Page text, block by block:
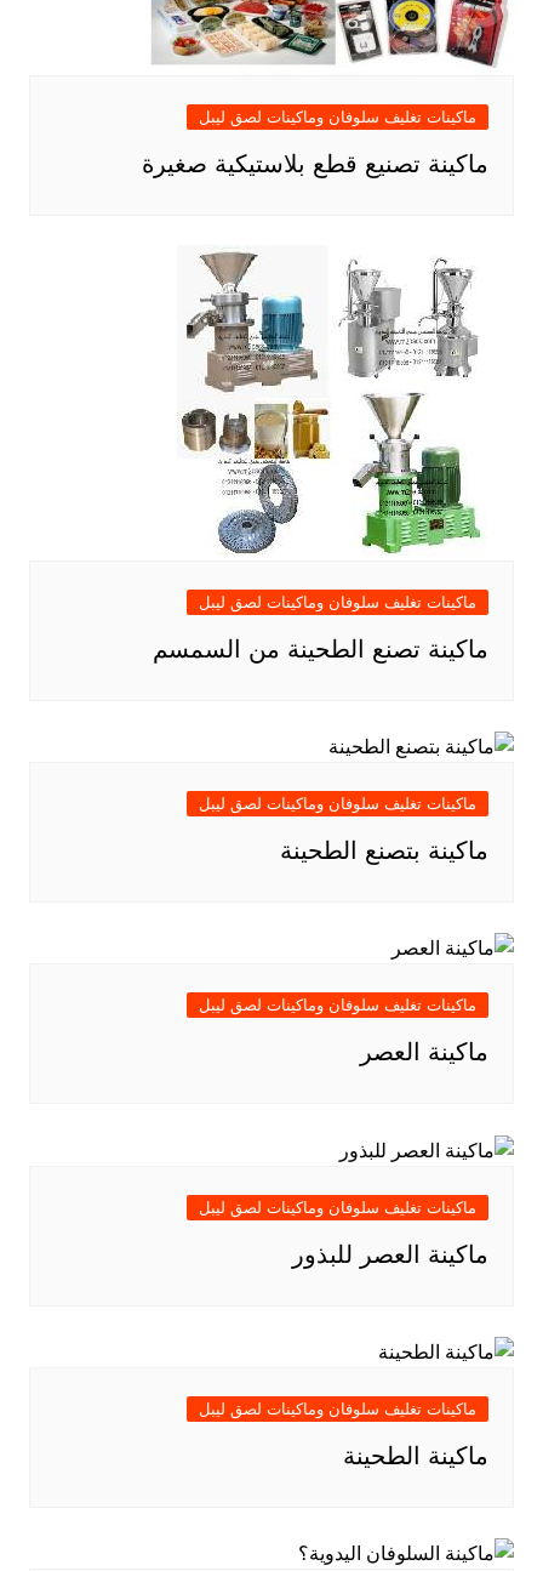
ماكينات تغليف سلوفان وماكينات لصق ليبل
ماكينة تصنيع قطع بلاستيكية صغيرة
ماكينات تغليف سلوفان وماكينات لصق ليبل
ماكينة تصنع الطحينة من السمسم
ماكينات تغليف سلوفان وماكينات لصق ليبل
ماكينة بتصنع الطحينة
ماكينات تغليف سلوفان وماكينات لصق ليبل
ماكينة العصر
ماكينات تغليف سلوفان وماكينات لصق ليبل
ماكينة العصر للبذور
ماكينات تغليف سلوفان وماكينات لصق ليبل
ماكينة الطحينة